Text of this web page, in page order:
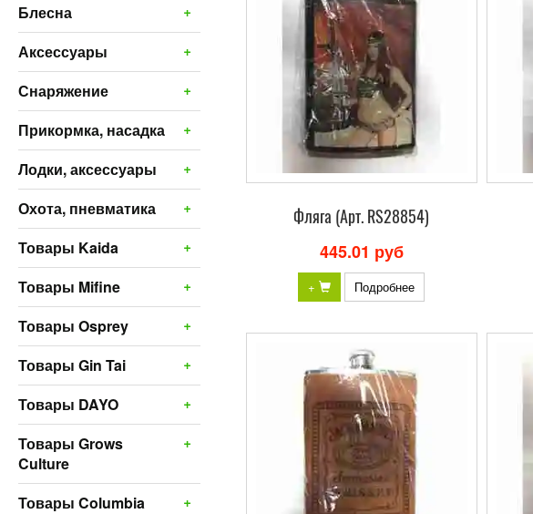
+
Блесна
+
Аксессуары
+
Снаряжение
+
Прикормка, насадка
+
Лодки, аксессуары
+
Охота, пневматика
+
Товары Kaida
+
Товары Mifine
+
Товары Osprey
+
Товары Gin Tai
+
Товары DAYO
+
Товары Grows
Culture
+
Товары Columbia
Фляга (Арт. RS28854)
445.01 руб
+ Подробнее